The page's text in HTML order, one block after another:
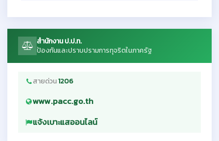
สำนักงาน ป.ป.ท.
ป้องกันและปราบปรามการทุจริตในภาครัฐ
สายด่วน1206
www.pacc.go.th
แจ้งเบาะแสออนไลน์